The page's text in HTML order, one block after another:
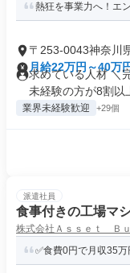
熱狂を事業力へ！エ
〒253-0043神奈川
月給22万円～40万
求めている人材 ＼
未経験の方が8割以
業界未経験歓迎 +29個
派遣社員
食事付きの工場マ
株式会社Ａｓｓｅｔ Ｂ
✅食費0円で月収35万